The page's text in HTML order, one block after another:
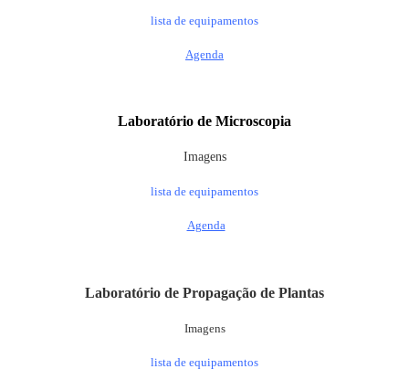
lista de equipamentos
Agenda
Laboratório de Microscopia
Imagens
lista de equipamentos
Agenda
Laboratório de Propagação de Plantas
Imagens
lista de equipamentos